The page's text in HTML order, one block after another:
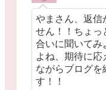
やまさん、返信
せん！！ちょっ
合いに聞いてみ
よね、期待に応
ながらブログを
す！！